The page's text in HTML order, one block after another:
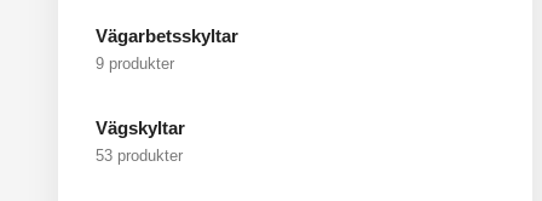
Vägarbetsskyltar
9 produkter
Vägskyltar
53 produkter